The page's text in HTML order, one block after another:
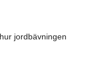
jordbävningen